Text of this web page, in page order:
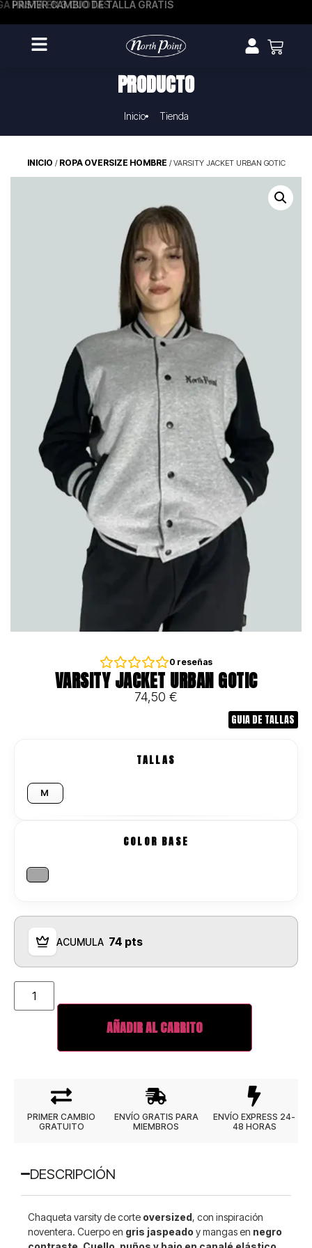
HASTA EN 3 CUOTAS
PRIMER CAMBIO DE TALLA GRATIS
PRODUCTO
Inicio Tienda
INICIO / ROPA OVERSIZE HOMBRE / VARSITY JACKET URBAN GOTIC
0 reseñas
VARSITY JACKET URBAN GOTIC
74,50 €
GUIA DE TALLAS
TALLAS
M
COLOR BASE
ACUMULA 74 pts
AÑADIR AL CARRITO
DESCRIPCIÓN
Chaqueta varsity de corte oversized, con inspiración
noventera. Cuerpo en gris jaspeado y mangas en negro
PRIMER CAMBIO
GRATUITO
ENVÍO GRATIS PARA
MIEMBROS
ENVÍO EXPRESS 24-
48 HORAS